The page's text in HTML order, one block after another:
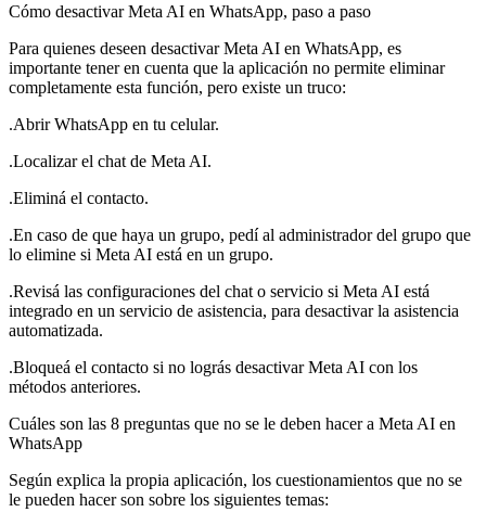
Cómo desactivar Meta AI en WhatsApp, paso a paso
Para quienes deseen desactivar Meta AI en WhatsApp, es
importante tener en cuenta que la aplicación no permite eliminar
completamente esta función, pero existe un truco:
.Abrir WhatsApp en tu celular.
.Localizar el chat de Meta AI.
.Eliminá el contacto.
.En caso de que haya un grupo, pedí al administrador del grupo que
lo elimine si Meta AI está en un grupo.
.Revisá las configuraciones del chat o servicio si Meta AI está
integrado en un servicio de asistencia, para desactivar la asistencia
automatizada.
.Bloqueá el contacto si no lográs desactivar Meta AI con los
métodos anteriores.
Cuáles son las 8 preguntas que no se le deben hacer a Meta AI en
WhatsApp
Según explica la propia aplicación, los cuestionamientos que no se
le pueden hacer son sobre los siguientes temas: